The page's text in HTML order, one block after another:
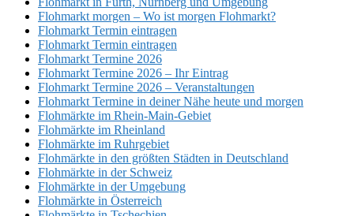
Flohmarkt morgen – Wo ist morgen Flohmarkt?
Flohmarkt Termin eintragen
Flohmarkt Termin eintragen
Flohmarkt Termine 2026
Flohmarkt Termine 2026 – Ihr Eintrag
Flohmarkt Termine 2026 – Veranstaltungen
Flohmarkt Termine in deiner Nähe heute und morgen
Flohmärkte im Rhein-Main-Gebiet
Flohmärkte im Rheinland
Flohmärkte im Ruhrgebiet
Flohmärkte in den größten Städten in Deutschland
Flohmärkte in der Schweiz
Flohmärkte in der Umgebung
Flohmärkte in Österreich